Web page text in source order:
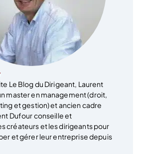
Le Blog du Dirigeant, Laurent
master en management (droit,
et gestion) et ancien cadre
Dufour conseille et
créateurs et les dirigeants pour
et gérer leur entreprise depuis